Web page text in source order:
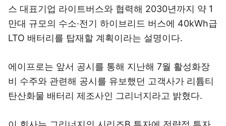
스 대표기업 라이트버스와 협력해 2030년까지 약 1
만대 규모의 수소·전기 하이브리드 버스에 40kWh급
LTO 배터리를 탑재할 계획이라는 설명이다.
에이프로는 앞서 공시를 통해 지난해 7월 활성화장
비 수주와 관련해 공시를 유보했던 고객사가 리튬티
탄산화물 배터리 제조사인 그리너지라고 밝혔다.